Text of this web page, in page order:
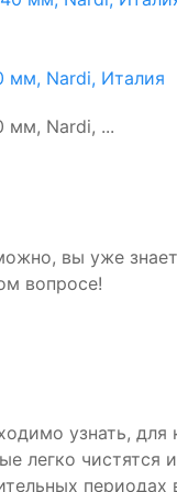
мм, Nardi, Италия
мм, Nardi, ...
вы уже
вопросе!
узнать,
легко
периодах